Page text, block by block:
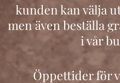
kunden kan välja
men även beställa
i vår
Öppettider för